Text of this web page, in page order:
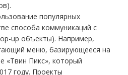
популярных
способа коммуникаций с
up объекты). Например,
меню, базирующееся на
«Твин Пикс», который
году. Проекты